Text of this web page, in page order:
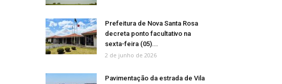
Prefeitura de Nova Santa Rosa
decreta ponto facultativo na
sexta-feira (05)...
2 de junho de 2026
Pavimentação da estrada de Vila